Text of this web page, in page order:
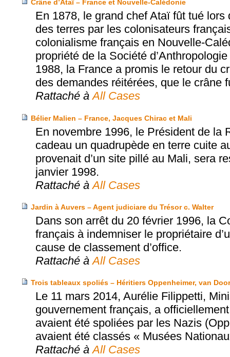
Crâne d’Ataï – France et Nouvelle-Calédonie
En 1878, le grand chef Ataï fût tué
des terres par les colonisateurs
colonialisme français en Nouvelle-
propriété de la Société
1988, la France a promis le retour du
des demandes réitérées, que le crâne
Rattaché à All Cases
Bélier Malien – France, Jacques Chirac et Mali
En novembre 1996, le Président de la
cadeau un quadrupède en terre cuite
provenait d’un site pillé au Mali, sera
janvier 1998.
Rattaché à All Cases
Jardin à Auvers – Agent judiciare du Trésor c. Walter
Dans son arrêt du 20 février 1996, la
français à indemniser le propriétaire
cause de classement d’office.
Rattaché à All Cases
Trois tableaux spoliés – Héritiers Oppenheimer, van
Le 11 mars 2014, Aurélie Filippetti,
gouvernement français, a
avaient été spoliées par les Nazis
avaient été classés « Musées
Rattaché à All Cases